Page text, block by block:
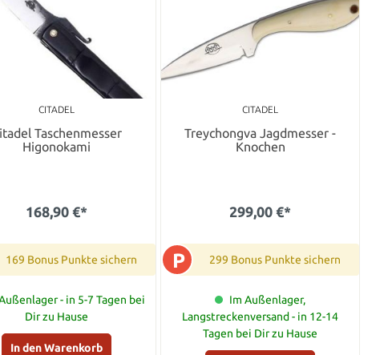
CITADEL
Taschenmesser
Higonokami
168,90 €*
169 Bonus Punkte sichern
- in 5-7 Tagen bei
Dir zu Hause
In den Warenkorb
CITADEL
Treychongva Jagdmesser -
Knochen
299,00 €*
P 299 Bonus Punkte sichern
Im Außenlager,
Langstreckenversand - in 12-14
Tagen bei Dir zu Hause